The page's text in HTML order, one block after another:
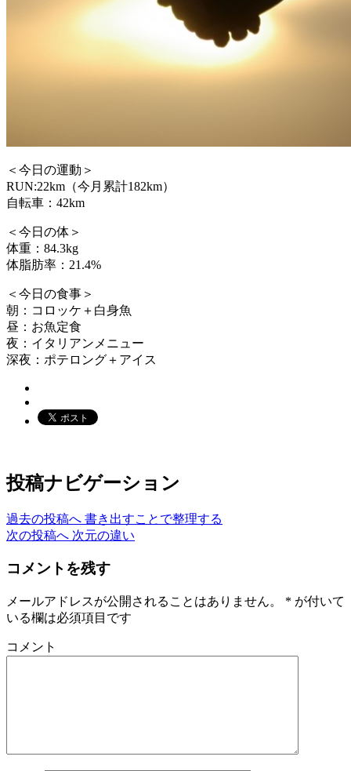
＜今日の運動＞
RUN:22km（今月累計182km）
自転車：42km
＜今日の体＞
体重：84.3kg
体脂肪率：21.4%
＜今日の食事＞
朝：コロッケ＋白身魚
昼：お魚定食
夜：イタリアンメニュー
深夜：ポテロング＋アイス
投稿ナビゲーション
過去の投稿へ 書き出すことで整理する
次の投稿へ 次元の違い
コメントを残す
メールアドレスが公開されることはありません。 * が付いて
いる欄は必須項目です
コメント